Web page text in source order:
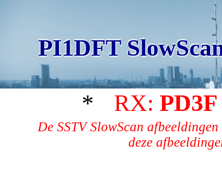
PI1DFT
* RX: PD3F
De SSTV SlowScan
deze